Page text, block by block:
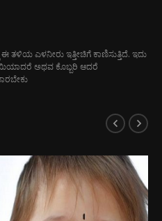
ತಳಿಯ ಎಳನೀರು ಇತ್ತೀಚಿಗೆ ಕಾಣಿಸುತ್ತಿದೆ. ಇದು
ಅಥವ ಕೊಬ್ಬರಿ ಆದರೆ